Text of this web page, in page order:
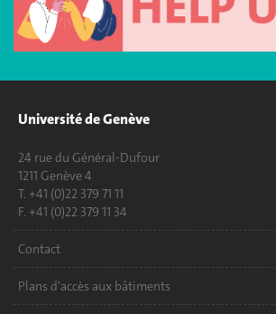
Université de Genève
24 rue du Général-Dufour
1211 Genève 4
T. +41 (0)22 379 71 11
F. +41 (0)22 379 11 34
Contact
Plans d'accès aux bâtiments